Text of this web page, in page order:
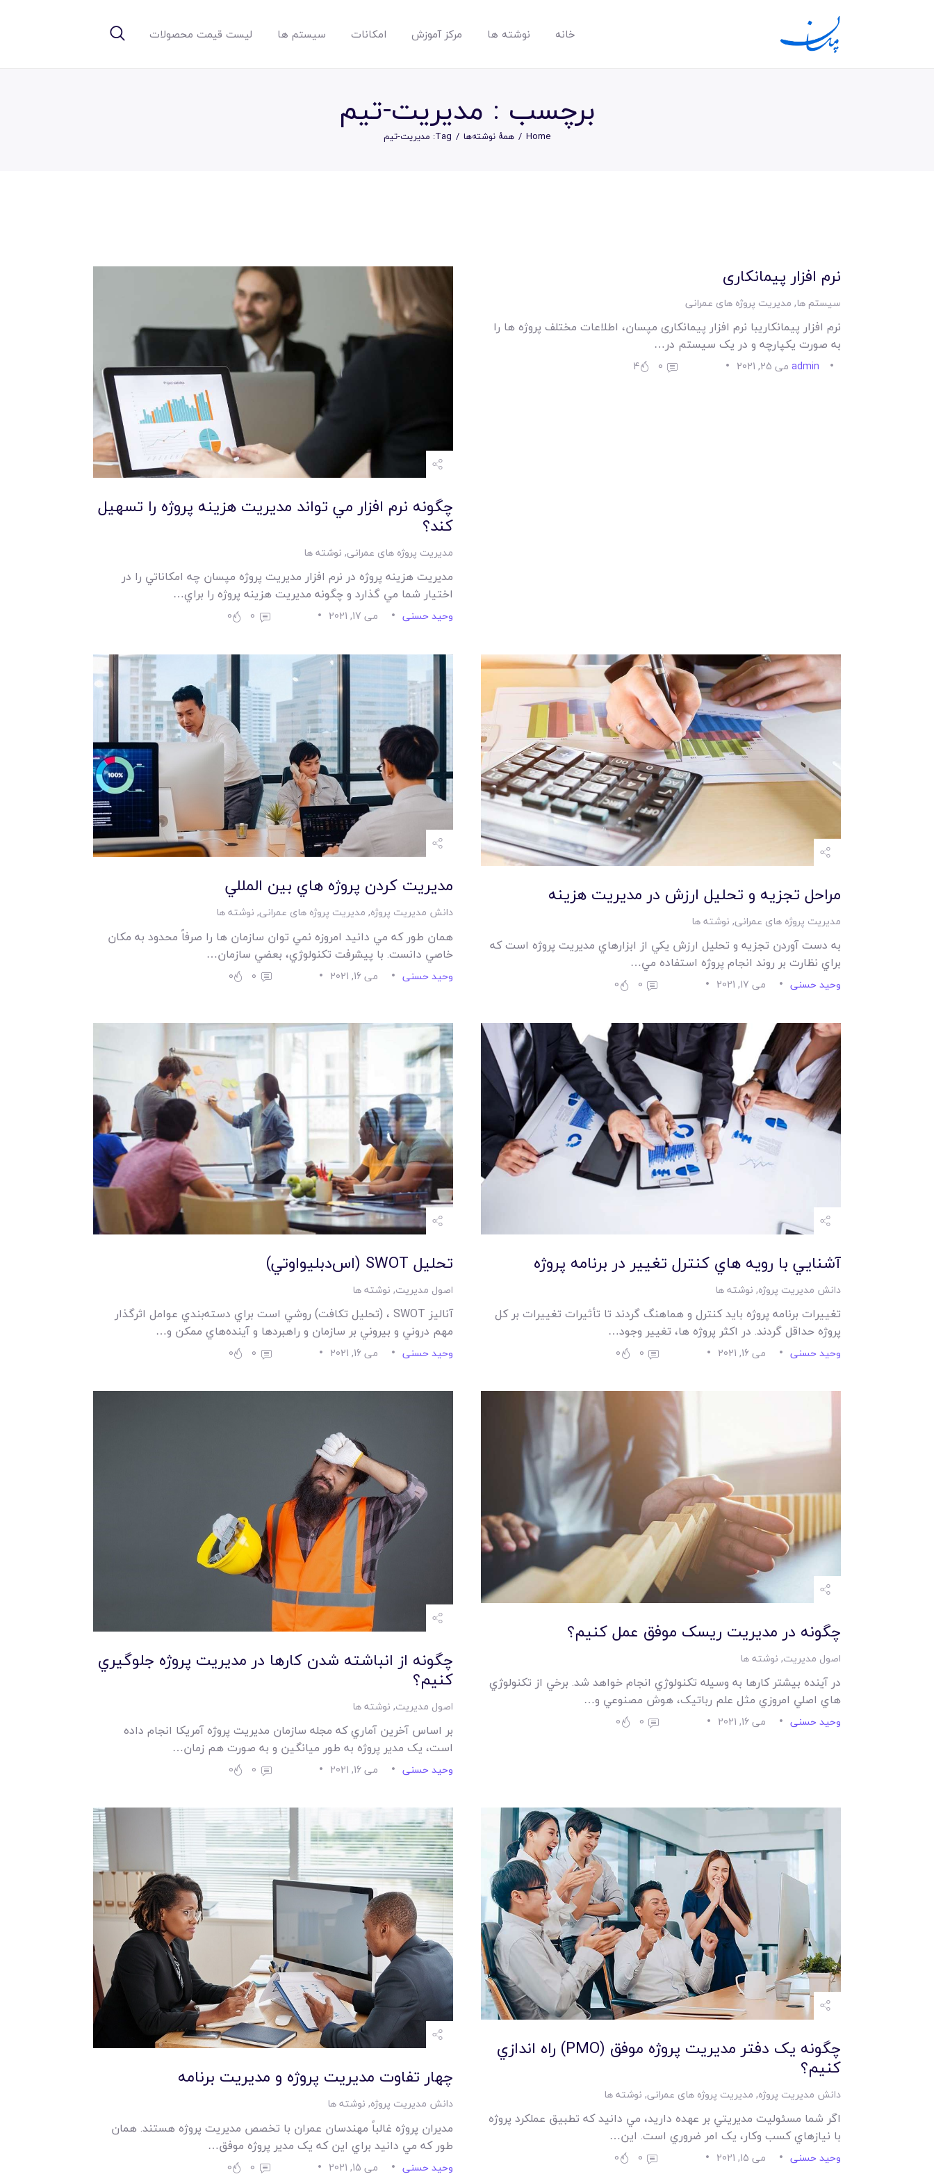
خانه نوشته ها مرکز آموزش امکانات سیستم ها لیست قیمت محصولات
برچسب : مدیریت-تیم
Home همهٔ نوشته‌ها Tag: مدیریت-تیم
مرکز آموزش
امکانات
نرم افزار پیمانکاری
سیستم ها, مدیریت پروژه های عمرانی
نرم افزار پیمانکاریبا نرم افزار پیمانکاری مپسان، اطلاعات مختلف پروژه ها را
به صورت یکپارچه و در یک سیستم در…
admin می 25, 2021 0
4
چگونه نرم افزار مي تواند مديريت هزينه پروژه را تسهيل
کند؟
مدیریت پروژه های عمرانی, نوشته ها
مديريت هزينه پروژه در نرم افزار مديريت پروژه مپسان چه امکاناتي را در
اختيار شما مي گذارد و چگونه مديريت هزينه پروژه را براي…
وحید حسنی می 17, 2021 0
0
مراحل تجزيه و تحليل ارزش در مديريت هزينه
مدیریت پروژه های عمرانی, نوشته ها
به دست آوردن تجزيه و تحليل ارزش يکي از ابزارهاي مديريت پروژه است که
براي نظارت بر روند انجام پروژه استفاده مي…
وحید حسنی می 17, 2021 0
0
مديريت کردن پروژه هاي بين المللي
دانش مدیریت پروژه, مدیریت پروژه های عمرانی, نوشته ها
همان طور که مي دانيد امروزه نمي توان سازمان ها را صرفاً محدود به مکان
خاصي دانست. با پيشرفت تکنولوژي، بعضي سازمان…
وحید حسنی می 16, 2021 0
0
آشنايي با رويه هاي کنترل تغيير در برنامه پروژه
دانش مدیریت پروژه, نوشته ها
تغييرات برنامه پروژه بايد کنترل و هماهنگ گردند تا تأثيرات تغييرات بر کل
پروژه حداقل گردند. در اکثر پروژه ها، تغيير وجود…
وحید حسنی می 16, 2021 0
0
تحليل SWOT (اس‌دبليواوتي)
اصول مدیریت, نوشته ها
آناليز SWOT ، (تحليل تکافت) روشي است براي دسته‌بندي عوامل اثرگذار
مهم دروني و بيروني بر سازمان و راهبردها و آينده‌هاي ممکن و…
وحید حسنی می 16, 2021 0
0
چگونه در مديريت ريسک موفق عمل کنيم؟
اصول مدیریت, نوشته ها
در آينده بيشتر کارها به وسيله تکنولوژي انجام خواهد شد. برخي از تکنولوژي
هاي اصلي امروزي مثل علم رباتيک، هوش مصنوعي و…
وحید حسنی می 16, 2021 0
0
چگونه از انباشته شدن کارها در مديريت پروژه جلوگيري
کنيم؟
اصول مدیریت, نوشته ها
بر اساس آخرين آماري که مجله سازمان مديريت پروژه آمريکا انجام داده
است، يک مدير پروژه به طور ميانگين و به صورت هم زمان…
وحید حسنی می 16, 2021 0
0
چگونه يک دفتر مديريت پروژه موفق (PMO) راه اندازي
کنيم؟
دانش مدیریت پروژه, مدیریت پروژه های عمرانی, نوشته ها
اگر شما مسئوليت مديريتي بر عهده داريد، مي دانيد که تطبيق عملکرد پروژه
با نيازهاي کسب وکار، يک امر ضروري است. اين…
وحید حسنی می 15, 2021 0
0
چهار تفاوت مديريت پروژه و مديريت برنامه
دانش مدیریت پروژه, نوشته ها
مديران پروژه غالباً مهندسان عمران با تخصص مديريت پروژه هستند. همان
طور که مي دانيد براي اين که يک مدير پروژه موفق…
وحید حسنی می 15, 2021 0
0